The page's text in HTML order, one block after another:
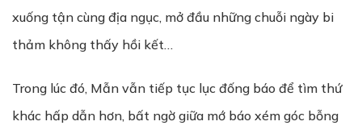
xuống tận cùng địa ngục, mở đầu những chuỗi ngày bi
thảm không thấy hồi kết…
Trong lúc đó, Mẫn vẫn tiếp tục lục đống báo để tìm thứ
khác hấp dẫn hơn, bất ngờ giữa mớ báo xém góc bỗng